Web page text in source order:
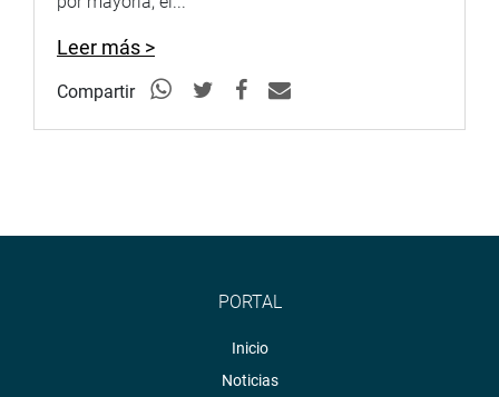
Leer más >
Compartir
PORTAL
Inicio
Noticias